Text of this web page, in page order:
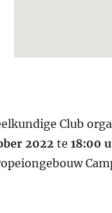
Club
2022te 18:00